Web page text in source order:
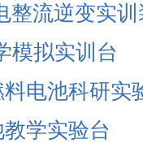
整流逆变实
模拟实训台
电池科研实
学实验台